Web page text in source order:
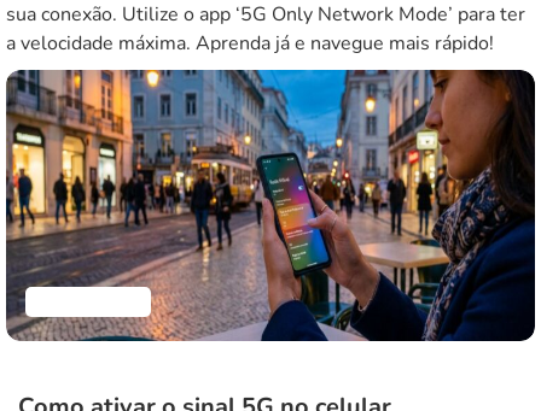
sua conexão. Utilize o app ‘5G Only Network Mode’ para ter
a velocidade máxima. Aprenda já e navegue mais rápido!